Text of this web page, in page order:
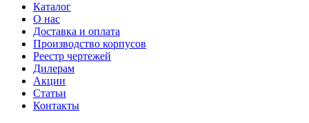
Каталог
О нас
Доставка и оплата
Производство корпусов
Реестр чертежей
Дилерам
Акции
Статьи
Контакты